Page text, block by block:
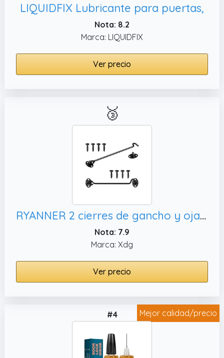
LIQUIDFIX Lubricante para puertas,
Nota: 8.2
Marca: LIQUIDFIX
Ver precio
🥉
RYANNER 2 cierres de gancho y ojal, ventana
Nota: 7.9
Marca: Xdg
Ver precio
Mejor calidad/precio
#4